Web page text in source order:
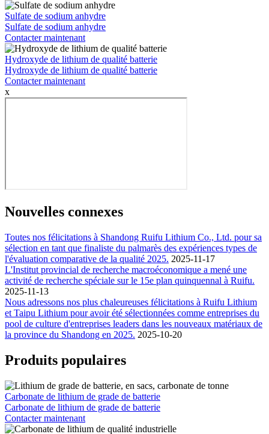
Sulfate de sodium anhydre
Sulfate de sodium anhydre
Contacter maintenant
Hydroxyde de lithium de qualité batterie
Hydroxyde de lithium de qualité batterie
Contacter maintenant
x
Nouvelles connexes
Toutes nos félicitations à Shandong Ruifu Lithium Co., Ltd. pour sa
sélection en tant que finaliste du palmarès des expériences types de
l'évaluation comparative de la qualité 2025. 2025-11-17
L'Institut provincial de recherche macroéconomique a mené une
activité de recherche spéciale sur le 15e plan quinquennal à Ruifu.
2025-11-13
Nous adressons nos plus chaleureuses félicitations à Ruifu Lithium
et Taipu Lithium pour avoir été sélectionnées comme entreprises du
pool de culture d'entreprises leaders dans les nouveaux matériaux de
la province du Shandong en 2025. 2025-10-20
Produits populaires
Carbonate de lithium de grade de batterie
Carbonate de lithium de grade de batterie
Contacter maintenant